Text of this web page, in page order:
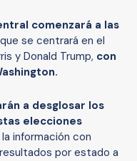
comenzará a las
que se centrará en el
y Donald Trump, con
a desglosar los
elecciones
información con
por estado a